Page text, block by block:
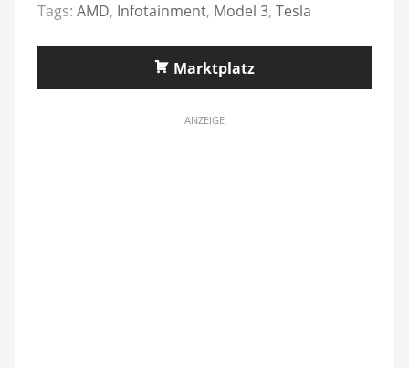
Tags: AMD, Infotainment, Model 3, Tesla
Marktplatz
ANZEIGE